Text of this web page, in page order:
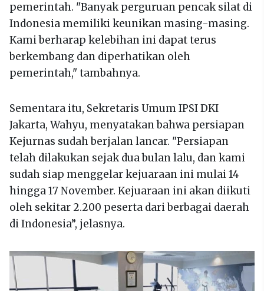
pemerintah. "Banyak perguruan pencak silat di
Indonesia memiliki keunikan masing-masing.
Kami berharap kelebihan ini dapat terus
berkembang dan diperhatikan oleh
pemerintah," tambahnya.
Sementara itu, Sekretaris Umum IPSI DKI
Jakarta, Wahyu, menyatakan bahwa persiapan
Kejurnas sudah berjalan lancar. "Persiapan
telah dilakukan sejak dua bulan lalu, dan kami
sudah siap menggelar kejuaraan ini mulai 14
hingga 17 November. Kejuaraan ini akan diikuti
oleh sekitar 2.200 peserta dari berbagai daerah
di Indonesia”, jelasnya.